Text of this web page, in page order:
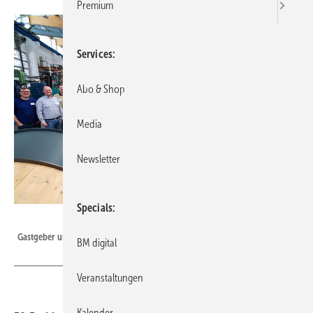
Gastgeber und Baumetaller in der Krehle-Fertigungshalle
Premium
Services
Abo & Shop
Media
Newsletter
Specials
BM digital
Veranstaltungen